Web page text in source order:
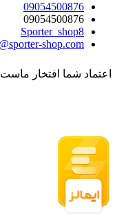
09054500876
09054500876
Sporter_shop8
shop.com
اعتماد شما افتخار ماست